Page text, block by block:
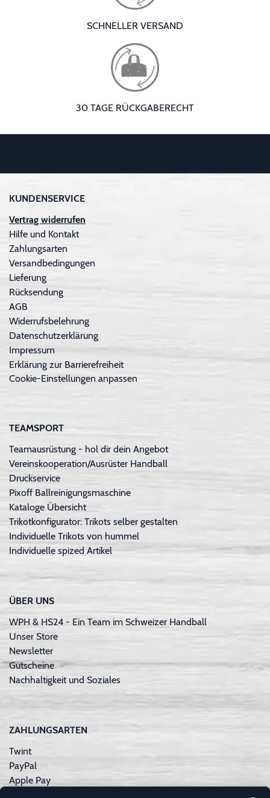
SCHNELLER VERSAND
30 TAGE RÜCKGABERECHT
KUNDENSERVICE
Vertrag widerrufen
Hilfe und Kontakt
Zahlungsarten
Versandbedingungen
Lieferung
Rücksendung
AGB
Widerrufsbelehrung
Datenschutzerklärung
Impressum
Erklärung zur Barrierefreiheit
Cookie-Einstellungen anpassen
TEAMSPORT
Teamausrüstung - hol dir dein Angebot
Vereinskooperation/Ausrüster Handball
Druckservice
Pixoff Ballreinigungsmaschine
Kataloge Übersicht
Trikotkonfigurator: Trikots selber gestalten
Individuelle Trikots von hummel
Individuelle spized Artikel
ÜBER UNS
WPH & HS24 - Ein Team im Schweizer Handball
Unser Store
Newsletter
Gutscheine
Nachhaltigkeit und Soziales
ZAHLUNGSARTEN
Twint
PayPal
Apple Pay